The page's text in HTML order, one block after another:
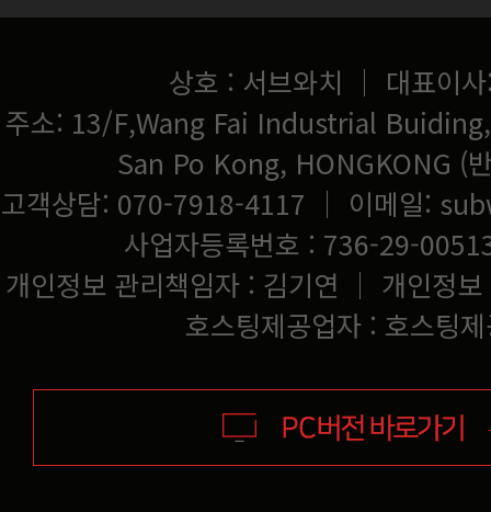
상호 : 서브와치 ｜ 대표이
San Po Kong, HONGKONG (
고객상담: 070-7918-4117 ｜ 이메일:
사업자등록번호 : 736-29-
개인정보 관리책임자 : 김기연 ｜ 개인정
호스팅제공업자 : 호스팅